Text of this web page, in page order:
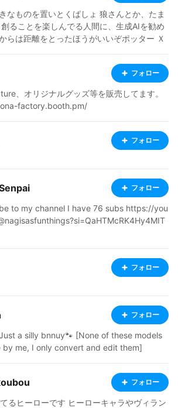
なものを置いとくばしょ 狼さんとか、たま
ることを楽しんでる人間に、生成AIを勧め
らは距離をとったほうがいいぞポッター Ｘ
悪口、文句などはこちらにどうぞ
フォロー
、オリジナルグッズ等を販売してます。
factory.booth.pm/
フォロー
フォロー
to my channel I have 76 subs https://you
フォロー
フォロー
a silly bnnuy🐾 [None of these models
by me, I only convert and edit them]
フォロー
るヒーローです ヒーローキャラやヴィラン